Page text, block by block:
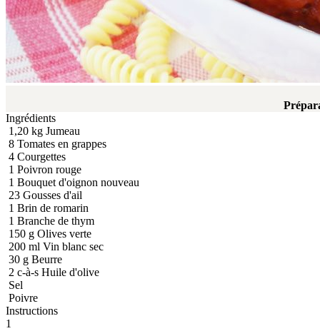
Ingrédients
1,20 kg Jumeau
8 Tomates en grappes
4 Courgettes
1 Poivron rouge
1 Bouquet d'oignon nouveau
23 Gousses d'ail
1 Brin de romarin
1 Branche de thym
150 g Olives verte
200 ml Vin blanc sec
30 g Beurre
2 c-à-s Huile d'olive
Sel
Poivre
Instructions
1